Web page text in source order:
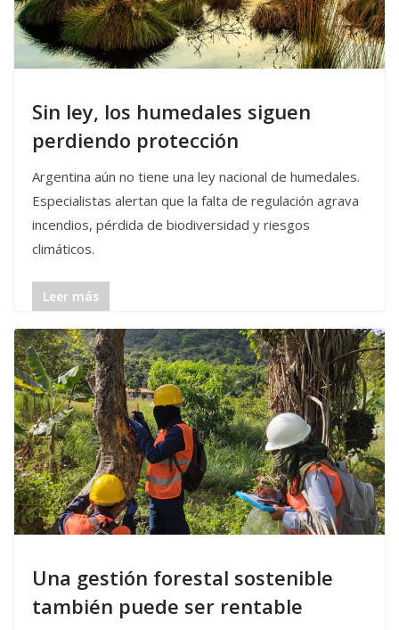
Sin ley, los humedales siguen
perdiendo protección
Argentina aún no tiene una ley nacional de humedales.
Especialistas alertan que la falta de regulación agrava
incendios, pérdida de biodiversidad y riesgos
climáticos.
Leer más
Una gestión forestal sostenible
también puede ser rentable